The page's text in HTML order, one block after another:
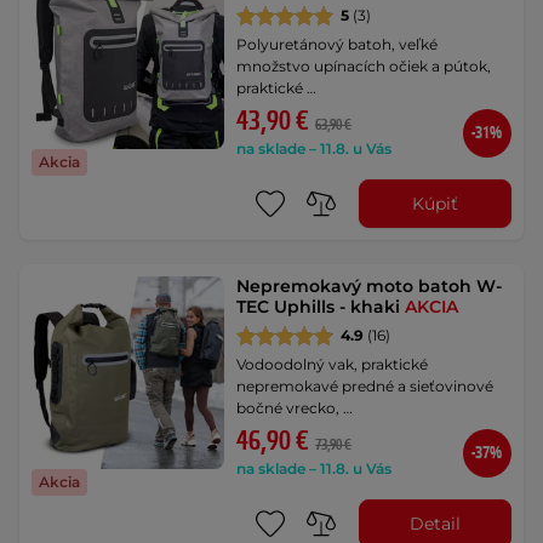
Akcia
5 (3)
Polyuretánový batoh, veľké
množstvo upínacích očiek a pútok,
praktické …
43,90 € 63,90 €
na sklade – 11.8. u Vás
-31%
Kúpiť
Akcia
Nepremokavý moto batoh W-
TEC Uphills - khakiAKCIA
4.9 (16)
Vodoodolný vak, praktické
nepremokavé predné a sieťovinové
bočné vrecko, …
46,90 € 73,90 €
na sklade – 11.8. u Vás
-37%
Detail